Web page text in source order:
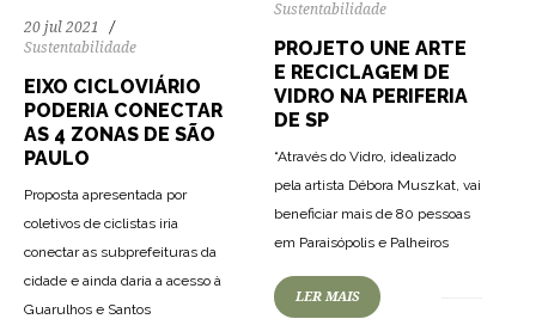
Sustentabilidade
PROJETO UNE ARTE
E RECICLAGEM DE
VIDRO NA PERIFERIA
DE SP
“Através do Vidro, idealizado
pela artista Débora Muszkat, vai
beneficiar mais de 80 pessoas
em Paraisópolis e Palheiros
LER MAIS
20 jul 2021
Sustentabilidade
EIXO CICLOVIÁRIO
PODERIA CONECTAR
AS 4 ZONAS DE SÃO
PAULO
Proposta apresentada por
coletivos de ciclistas iria
conectar as subprefeituras da
cidade e ainda daria a acesso à
Guarulhos e Santos